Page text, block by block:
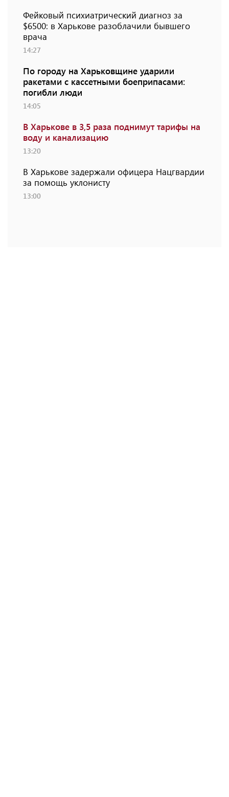
Фейковый психиатрический диагноз за
$6500: в Харькове разоблачили бывшего
врача
14:27
По городу на Харьковщине ударили
ракетами с кассетными боеприпасами:
погибли люди
14:05
В Харькове в 3,5 раза поднимут тарифы на
воду и канализацию
13:20
В Харькове задержали офицера Нацгвардии
за помощь уклонисту
13:00